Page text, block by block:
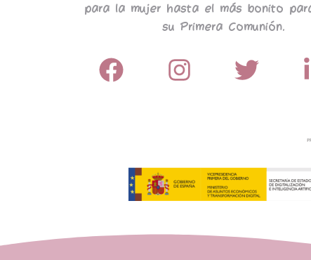
para la mujer hasta el más bonito
su Primera Comunión.